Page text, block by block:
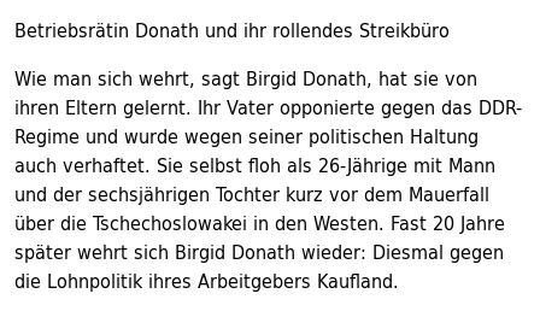
Betriebsrätin Donath und ihr rollendes Streikbüro
Wie man sich wehrt, sagt Birgid Donath, hat sie von
ihren Eltern gelernt. Ihr Vater opponierte gegen das DDR-
Regime und wurde wegen seiner politischen Haltung
auch verhaftet. Sie selbst floh als 26-Jährige mit Mann
und der sechsjährigen Tochter kurz vor dem Mauerfall
über die Tschechoslowakei in den Westen. Fast 20 Jahre
später wehrt sich Birgid Donath wieder: Diesmal gegen
die Lohnpolitik ihres Arbeitgebers Kaufland.